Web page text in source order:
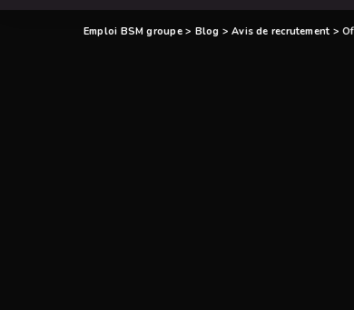
Emploi BSM groupe> Blog >Avis de recrutement >